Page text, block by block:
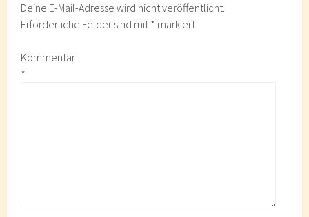
Deine E-Mail-Adresse wird nicht veröffentlicht.
Erforderliche Felder sind mit* markiert
Kommentar
*